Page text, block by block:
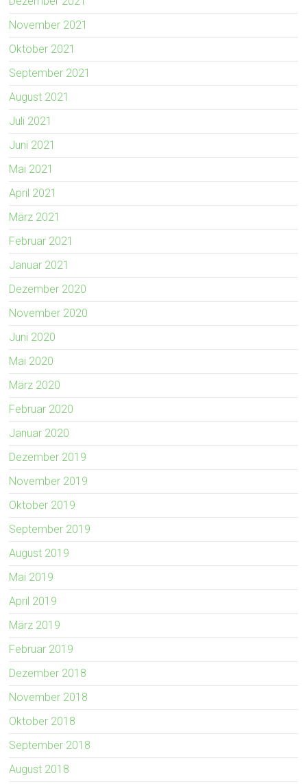
November 2021
Oktober 2021
September 2021
August 2021
Juli 2021
Juni 2021
Mai 2021
April 2021
März 2021
Februar 2021
Januar 2021
Dezember 2020
November 2020
Juni 2020
Mai 2020
März 2020
Februar 2020
Januar 2020
Dezember 2019
November 2019
Oktober 2019
September 2019
August 2019
Mai 2019
April 2019
März 2019
Februar 2019
Dezember 2018
November 2018
Oktober 2018
September 2018
August 2018